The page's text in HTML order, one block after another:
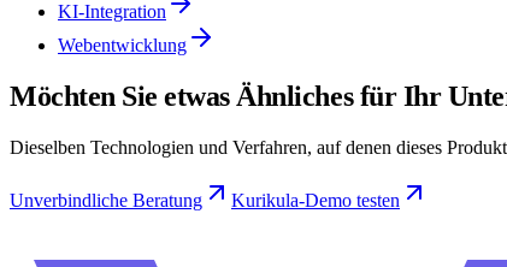
KI-Integration
Webentwicklung
Möchten Sie etwas Ähnliches für Ihr
Dieselben Technologien und Verfahren, auf denen dieses
Unverbindliche Beratung Kurikula-Demo testen